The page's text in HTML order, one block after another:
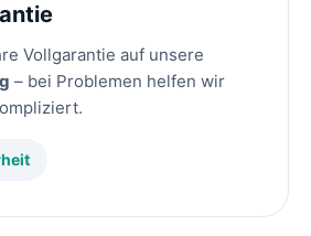
Vollgarantie auf unsere
– bei Problemen helfen wir